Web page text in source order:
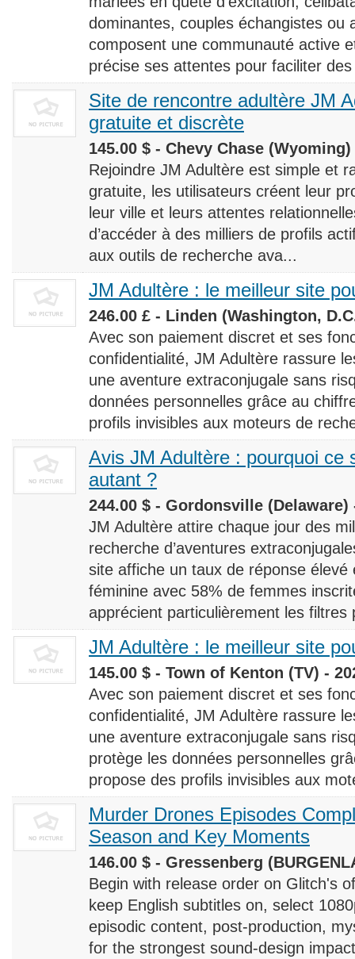
dominantes, couples échangistes ou
composent une communauté active
précise ses attentes pour faciliter
Site de rencontre adultère JM
gratuite et discrète
145.00 $ - Chevy Chase (Wyoming)
Rejoindre JM Adultère est simple et
gratuite, les utilisateurs créent leur
leur ville et leurs attentes
d’accéder à des milliers de profils
aux outils de recherche ava...
JM Adultère : le meilleur site
246.00 £ - Linden (Washington,
Avec son paiement discret et ses
confidentialité, JM Adultère rassure
une aventure extraconjugale sans
données personnelles grâce au
profils invisibles aux moteurs de
Avis JM Adultère : pourquoi ce
autant ?
244.00 $ - Gordonsville (Delaware)
JM Adultère attire chaque jour des
recherche d’aventures
site affiche un taux de réponse
féminine avec 58% de femmes
apprécient particulièrement les filtres
JM Adultère : le meilleur site
145.00 $ - Town of Kenton (TV) -
Avec son paiement discret et ses
confidentialité, JM Adultère rassure
une aventure extraconjugale sans
protège les données personnelles
propose des profils invisibles aux
Murder Drones Episodes
Season and Key Moments
146.00 $ - Gressenberg
Begin with release order on Glitch's
keep English subtitles on, select
episodic content, post-production,
for the strongest sound-design